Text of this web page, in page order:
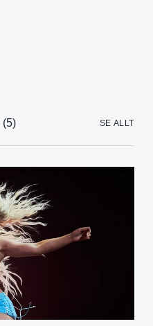
(5) SE ALLT